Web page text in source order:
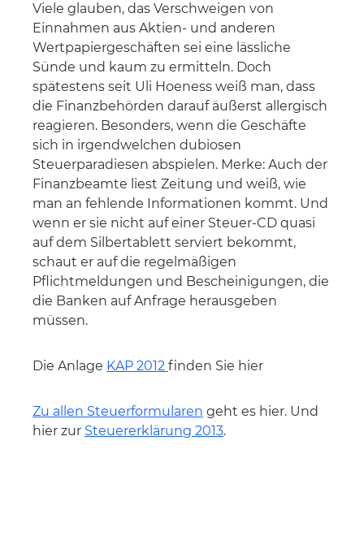
Viele glauben, das Verschweigen von
Einnahmen aus Aktien- und anderen
Wertpapiergeschäften sei eine lässliche
Sünde und kaum zu ermitteln. Doch
spätestens seit Uli Hoeness weiß man, dass
die Finanzbehörden darauf äußerst allergisch
reagieren. Besonders, wenn die Geschäfte
sich in irgendwelchen dubiosen
Steuerparadiesen abspielen. Merke: Auch der
Finanzbeamte liest Zeitung und weiß, wie
man an fehlende Informationen kommt. Und
wenn er sie nicht auf einer Steuer-CD quasi
auf dem Silbertablett serviert bekommt,
schaut er auf die regelmäßigen
Pflichtmeldungen und Bescheinigungen, die
die Banken auf Anfrage herausgeben
müssen.
Die Anlage KAP 2012 finden Sie hier
Zu allen Steuerformularen geht es hier. Und
hier zur Steuererklärung 2013.